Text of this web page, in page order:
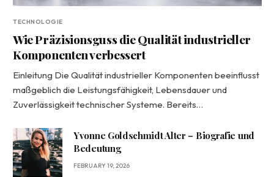
TECHNOLOGIE
Wie Präzisionsguss die Qualität industrieller
Komponenten verbessert
Einleitung Die Qualität industrieller Komponenten beeinflusst
maßgeblich die Leistungsfähigkeit, Lebensdauer und
Zuverlässigkeit technischer Systeme. Bereits…
Yvonne Goldschmidt Alter – Biografie und
Bedeutung
FEBRUARY 19, 2026